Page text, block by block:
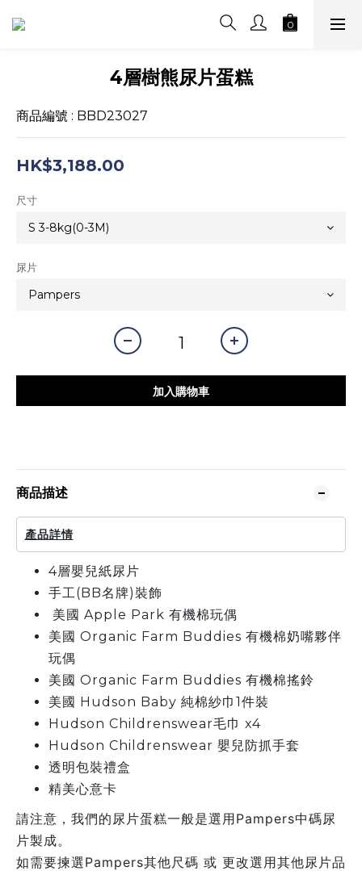
4層樹熊尿片蛋糕
商品編號 : BBD23027
HK$3,188.00
尺寸
尿片
加入購物車
商品描述
產品詳情
4層嬰兒紙尿片
手工(BB名牌)裝飾
美國 Apple Park 有機棉玩偶
美國 Organic Farm Buddies 有機棉奶嘴夥伴
玩偶
美國 Organic Farm Buddies 有機棉搖鈴
美國 Hudson Baby 純棉紗巾1件裝
Hudson Childrenswear毛巾 x4
Hudson Childrenswear 嬰兒防抓手套
透明包裝禮盒
精美心意卡
請注意，我們的尿片蛋糕一般是選用Pampers中碼尿
片製成。
如需要揀選Pampers其他尺碼 或 更改選用其他尿片品